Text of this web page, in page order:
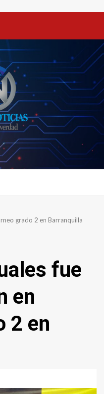
grado 2 en Barranquilla
fue
en
2 en